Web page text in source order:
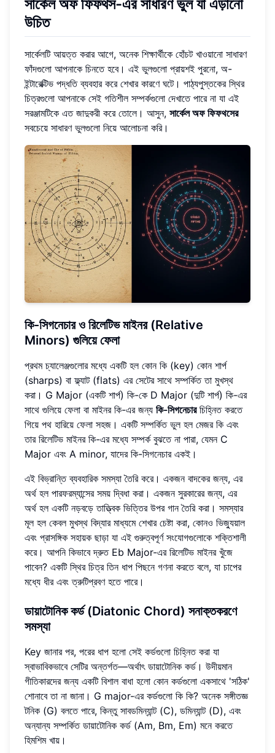
সার্কেল অফ ফিফথস-এর সাধারণ ভুল যা এড়ানো
উচিত
সার্কেলটি আয়ত্ত করার আগে, অনেক শিক্ষার্থীকে হোঁচট খাওয়ানো সাধারণ
ফাঁদগুলো আপনাকে চিনতে হবে। এই ভুলগুলো প্রায়শই পুরনো, অ-
ইন্টারেক্টিভ পদ্ধতি ব্যবহার করে শেখার কারণে ঘটে। পাঠ্যপুস্তকের স্থির
চিত্রগুলো আপনাকে সেই গতিশীল সম্পর্কগুলো দেখাতে পারে না যা এই
সরঞ্জামটিকে এত জাদুকরী করে তোলে। আসুন, সার্কেল অফ ফিফথসের
সবচেয়ে সাধারণ ভুলগুলো নিয়ে আলোচনা করি।
কি-সিগনেচার ও রিলেটিভ মাইনর (Relative
Minors) গুলিয়ে ফেলা
প্রথম চ্যালেঞ্জগুলোর মধ্যে একটি হল কোন কি (key) কোন শার্প
(sharps) বা ফ্ল্যাট (flats) এর সেটের সাথে সম্পর্কিত তা মুখস্থ
করা। G Major (একটি শার্প) কি-কে D Major (দুটি শার্প) কি-এর
সাথে গুলিয়ে ফেলা বা মাইনর কি-এর জন্য কি-সিগনেচারচিহ্নিত করতে
গিয়ে পথ হারিয়ে ফেলা সহজ। একটি সম্পর্কিত ভুল হল মেজর কি এবং
তার রিলেটিভ মাইনর কি-এর মধ্যে সম্পর্ক বুঝতে না পারা, যেমন C
Major এবং A minor, যাদের কি-সিগনেচার একই।
এই বিভ্রান্তি ব্যবহারিক সমস্যা তৈরি করে। একজন বাদকের জন্য, এর
অর্থ হল পারফরম্যান্সের সময় দ্বিধা করা। একজন সুরকারের জন্য, এর
অর্থ হল একটি নড়বড়ে তাত্ত্বিক ভিত্তির উপর গান তৈরি করা। সমস্যার
মূল হল কেবল মুখস্থ বিদ্যার মাধ্যমে শেখার চেষ্টা করা, কোনও ভিজ্যুয়াল
এবং প্রাসঙ্গিক সহায়ক ছাড়া যা এই গুরুত্বপূর্ণ সংযোগগুলোকে শক্তিশালী
করে। আপনি কিভাবে দ্রুত Eb Major-এর রিলেটিভ মাইনর খুঁজে
পাবেন? একটি স্থির চিত্র তিন ধাপ পিছনে গণনা করতে বলে, যা চাপের
মধ্যে ধীর এবং ত্রুটিপ্রবণ হতে পারে।
ডায়াটোনিক কর্ড (Diatonic Chord) সনাক্তকরণে
সমস্যা
Key জানার পর, পরের ধাপ হলো সেই কর্ডগুলো চিহ্নিত করা যা
স্বাভাবিকভাবে সেটির অন্তর্গত—অর্থাৎ ডায়াটোনিক কর্ড। উদীয়মান
গীতিকারদের জন্য একটি বিশাল বাধা হলো কোন কর্ডগুলো একসাথে 'সঠিক'
শোনাবে তা না জানা। G major-এর কর্ডগুলো কি কি? অনেক সঙ্গীতজ্ঞ
টনিক (G) বলতে পারে, কিন্তু সাবডমিন্যান্ট (C), ডমিন্যান্ট (D), এবং
অন্যান্য সম্পর্কিত ডায়াটোনিক কর্ড (Am, Bm, Em) মনে করতে
হিমশিম খায়।